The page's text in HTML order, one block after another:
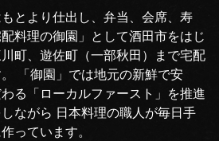
とより仕出し、弁当、会席、寿
料理の御園」として酒田市をはじ
町、遊佐町（一部秋田）まで宅配
「御園」では地元の新鮮で安
る「ローカルファースト」を推進
ながら 日本料理の職人が毎日手
っています。